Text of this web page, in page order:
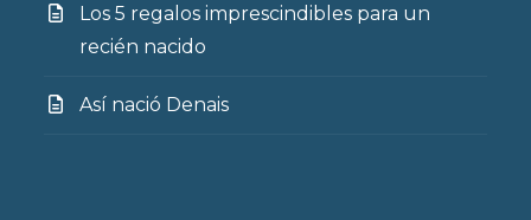
Los 5 regalos imprescindibles para un
recién nacido
Así nació Denais